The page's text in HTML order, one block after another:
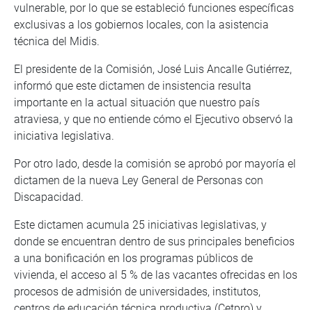
vulnerable, por lo que se estableció funciones específicas
exclusivas a los gobiernos locales, con la asistencia
técnica del Midis.
El presidente de la Comisión, José Luis Ancalle Gutiérrez,
informó que este dictamen de insistencia resulta
importante en la actual situación que nuestro país
atraviesa, y que no entiende cómo el Ejecutivo observó la
iniciativa legislativa.
Por otro lado, desde la comisión se aprobó por mayoría el
dictamen de la nueva Ley General de Personas con
Discapacidad.
Este dictamen acumula 25 iniciativas legislativas, y
donde se encuentran dentro de sus principales beneficios
a una bonificación en los programas públicos de
vivienda, el acceso al 5 % de las vacantes ofrecidas en los
procesos de admisión de universidades, institutos,